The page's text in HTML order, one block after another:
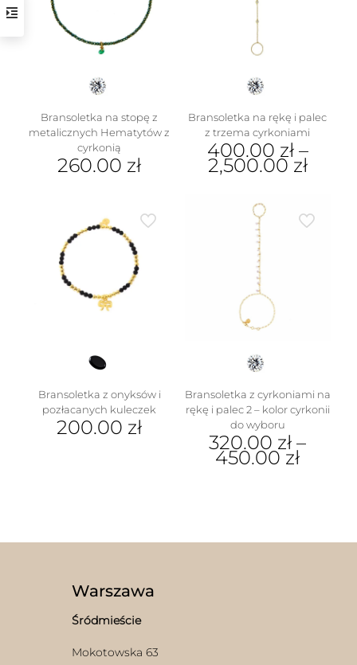
stronie
produktu
Bransoletka na stopę z
metalicznych Hematytów z
cyrkonią
260.00 zł
Bransoletka na rękę i palec
z trzema cyrkoniami
400.00 zł–
2,500.00 zł
produkt
ma
wiele
wariantów.
Opcje
można
wybrać
na
stronie
Bransoletka z onyksów i
pozłacanych kuleczek
200.00 zł
Bransoletka z cyrkoniami na
rękę i palec 2 – kolor cyrkonii
do wyboru
320.00 zł –
450.00 zł
Warszawa
Śródmieście
Mokotowska 63